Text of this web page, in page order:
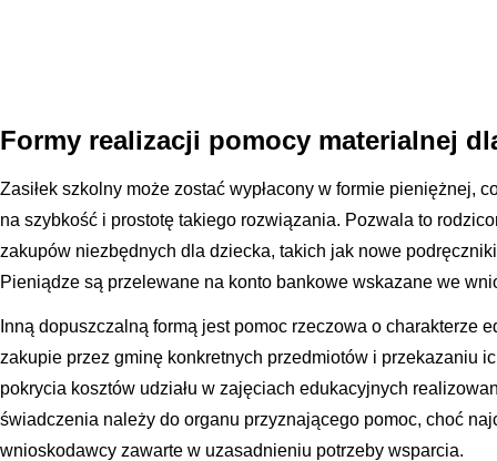
Formy realizacji pomocy materialnej
Zasiłek szkolny może zostać wypłacony w formie pieniężnej,
na szybkość i prostotę takiego rozwiązania. Pozwala to
zakupów niezbędnych dla dziecka, takich jak nowe
Pieniądze są przelewane na konto bankowe wskazane we
Inną dopuszczalną formą jest pomoc rzeczowa o charakterze
zakupie przez gminę konkretnych przedmiotów i przekazaniu
pokrycia kosztów udziału w zajęciach edukacyjnych
świadczenia należy do organu przyznającego pomoc, choć
wnioskodawcy zawarte w uzasadnieniu potrzeby wsparcia.